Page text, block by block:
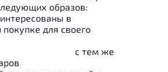
образов:
в
для своего
с тем же